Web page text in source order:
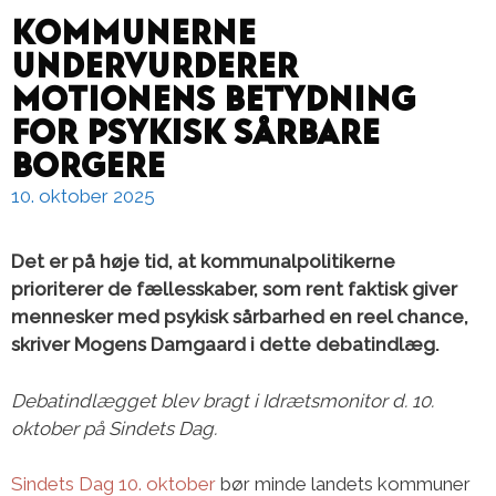
Kommunerne
undervurderer
motionens betydning
for psykisk sårbare
borgere
10. oktober 2025
Det er på høje tid, at kommunalpolitikerne
prioriterer de fællesskaber, som rent faktisk giver
mennesker med psykisk sårbarhed en reel chance,
skriver Mogens Damgaard i dette debatindlæg.
Debatindlægget blev bragt i Idrætsmonitor d. 10.
oktober på Sindets Dag.
Sindets Dag 10. oktober bør minde landets kommuner